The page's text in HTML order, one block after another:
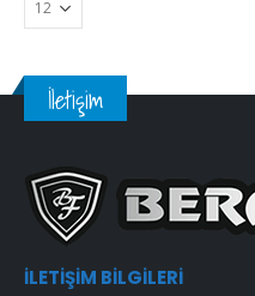
İletişim
İLETIŞIM BILGILERI